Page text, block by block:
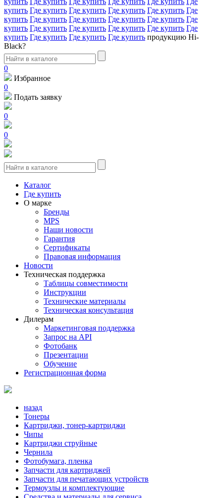
купить Где купить Где купить Где купить Где купить Где
купить Где купить Где купить Где купить Где купить Где
купить Где купить Где купить Где купить Где купить Где
купить Где купить Где купить Где купить продукцию Hi-
Black?
0
Избранное
0
Подать заявку
0
0
Каталог
Где купить
О марке
Бренды
MPS
Наши новости
Гарантия
Сертификаты
Правовая информация
Новости
Техническая поддержка
Таблицы совместимости
Инструкции
Технические материалы
Техническая консультация
Дилерам
Маркетинговая поддержка
Запрос на API
Фотобанк
Презентации
Обучение
Регистрационная форма
назад
Тонеры
Картриджи, тонер-картриджи
Чипы
Картриджи струйные
Чернила
Фотобумага, пленка
Запчасти для картриджей
Запчасти для печатающих устройств
Термоузлы и комплектующие